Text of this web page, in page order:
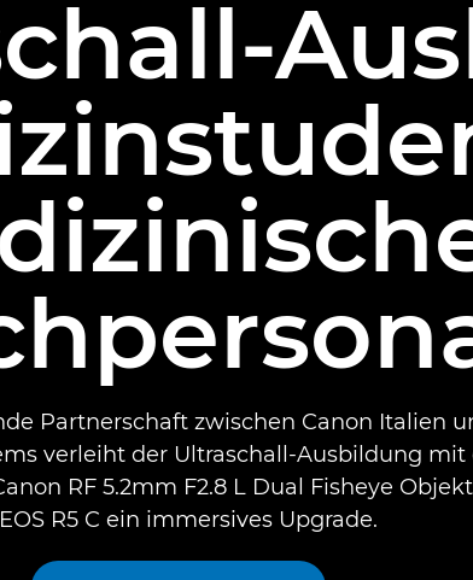
Partnerschaft zwischen Canon Italien
verleiht der Ultraschall-Ausbildung mit
RF 5.2mm F2.8 L Dual Fisheye
EOS R5 C ein immersives Upgrade.